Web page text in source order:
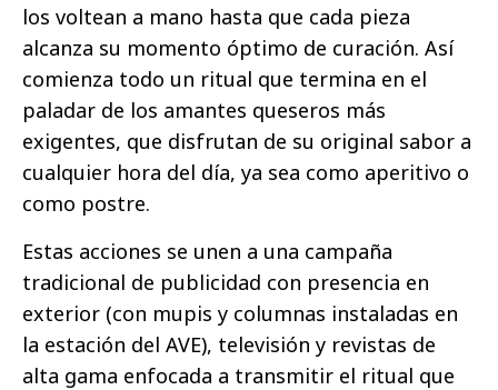
los voltean a mano hasta que cada pieza
alcanza su momento óptimo de curación. Así
comienza todo un ritual que termina en el
paladar de los amantes queseros más
exigentes, que disfrutan de su original sabor a
cualquier hora del día, ya sea como aperitivo o
como postre.
Estas acciones se unen a una campaña
tradicional de publicidad con presencia en
exterior (con mupis y columnas instaladas en
la estación del AVE), televisión y revistas de
alta gama enfocada a transmitir el ritual que